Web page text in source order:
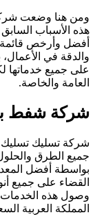
ومن هنا وضعت
هذه الأسباب
أفضل وأرخص قائمة
والدقة في
على جميع خدماتها
العامة والخاصة.
شركة شفط
شركة تسليك
جميع الطرق
بواسطة أفضل
القضاء على جميع
وصول هذه
المملكة العربية